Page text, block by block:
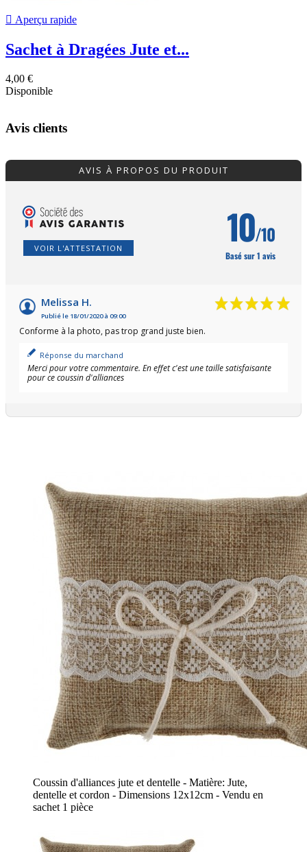
 Aperçu rapide
Sachet à Dragées Jute et...
4,00 €
Disponible
Avis clients
AVIS À PROPOS DU PRODUIT
VOIR L'ATTESTATION 10/10
Basé sur 1 avis
Melissa H.
Publié le 18/01/2020 à 09:00
Conforme à la photo, pas trop grand juste bien.
Réponse du marchand
Merci pour votre commentaire. En effet c'est une taille satisfaisante
pour ce coussin d'alliances
Coussin d'alliances jute et dentelle - Matière: Jute,
dentelle et cordon - Dimensions 12x12cm - Vendu en
sachet 1 pièce